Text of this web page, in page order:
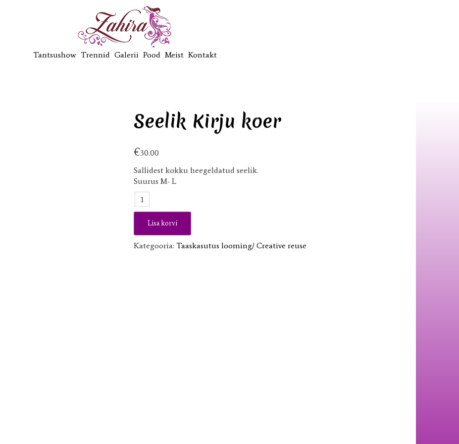
Tantsushow Trennid Galerii Pood Meist Kontakt
Seelik Kirju koer
€30.00
Sallidest kokku heegeldatud seelik.
Suurus M- L
Seelik
Kirju
koer
Lisa korvi
Kategooria: Taaskasutus looming/ Creative reuse